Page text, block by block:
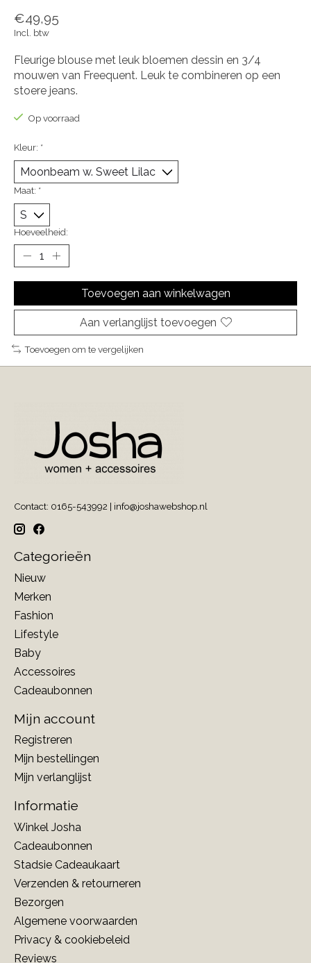
€49,95
Incl. btw
Fleurige blouse met leuk bloemen dessin en 3/4
mouwen van Freequent. Leuk te combineren op een
stoere jeans.
Op voorraad
Kleur: *
Maat: *
Hoeveelheid:
Toevoegen aan winkelwagen
Aan verlanglijst toevoegen
Toevoegen om te vergelijken
Contact: 0165-543992 | info@joshawebshop.nl
Categorieën
Nieuw
Merken
Fashion
Lifestyle
Baby
Accessoires
Cadeaubonnen
Mijn account
Registreren
Mijn bestellingen
Mijn verlanglijst
Informatie
Winkel Josha
Cadeaubonnen
Stadsie Cadeaukaart
Verzenden & retourneren
Bezorgen
Algemene voorwaarden
Privacy & cookiebeleid
Reviews